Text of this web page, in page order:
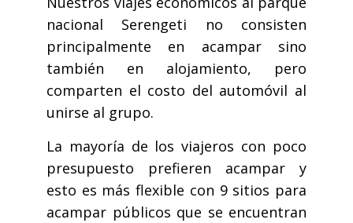
nacional Serengeti no consisten
principalmente en acampar sino
también en alojamiento, pero
comparten el costo del automóvil al
unirse al grupo.
La mayoría de los viajeros con poco
presupuesto prefieren acampar y
esto es más flexible con 9 sitios para
acampar públicos que se encuentran